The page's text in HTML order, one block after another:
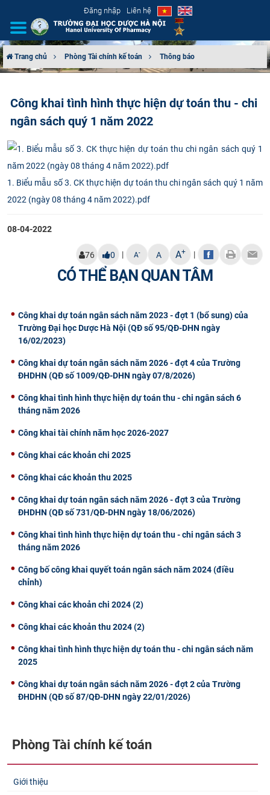
Đăng nhập Liên hệ
CƠ CẤU TỔ CHỨC
TUYỂN SINH
ĐÀO TẠO
ĐẢM BẢO CHẤT LƯỢNG
KHOA HỌC CÔNG NGHỆ
Trang chủ Phòng Tài chính kế toán Thông báo
Công khai tình hình thực hiện dự toán thu - chi
ngân sách quý 1 năm 2022
1. Biểu mẫu số 3. CK thực hiện dự toán thu chi ngân sách quý 1 năm
2022 (ngày 08 tháng 4 năm 2022).pdf
08-04-2022
76 0 | A- A A+ |
CÓ THỂ BẠN QUAN TÂM
Công khai dự toán ngân sách năm 2023 - đợt 1 (bổ sung) của
Trường Đại học Dược Hà Nội (QĐ số 95/QĐ-DHN ngày
16/02/2023)
Công khai dự toán ngân sách năm 2026 - đợt 4 của Trường
ĐHDHN (QĐ số 1009/QĐ-DHN ngày 07/8/2026)
Công khai tình hình thực hiện dự toán thu - chi ngân sách 6
tháng năm 2026
Công khai tài chính năm học 2026-2027
Công khai các khoản chi 2025
Công khai các khoản thu 2025
Công khai dự toán ngân sách năm 2026 - đợt 3 của Trường
ĐHDHN (QĐ số 731/QĐ-DHN ngày 18/06/2026)
Công khai tình hình thực hiện dự toán thu - chi ngân sách 3
tháng năm 2026
Công bố công khai quyết toán ngân sách năm 2024 (điều
chỉnh)
Công khai các khoản chi 2024 (2)
Công khai các khoản thu 2024 (2)
Công khai tình hình thực hiện dự toán thu - chi ngân sách năm
2025
Công khai dự toán ngân sách năm 2026 - đợt 2 của Trường
ĐHDHN (QĐ số 87/QĐ-DHN ngày 22/01/2026)
Phòng Tài chính kế toán
Giới thiệu